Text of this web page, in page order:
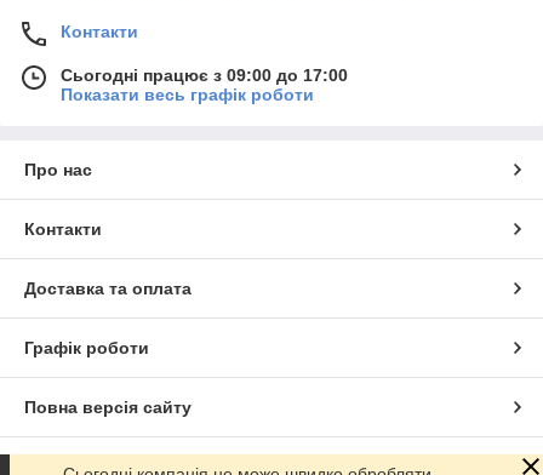
Контакти
Сьогодні працює з 09:00 до 17:00
Показати весь графік роботи
Про нас
Контакти
Доставка та оплата
Графік роботи
Повна версія сайту
Сайт створено на маркетплейсіProm.ua